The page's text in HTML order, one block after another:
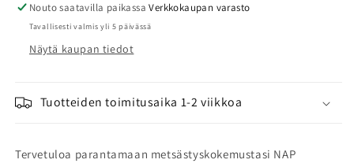
Nouto saatavilla paikassaVerkkokaupan varasto
Tavallisesti valmis yli 5 päivässä
Näytä kaupan tiedot
Tuotteiden toimitusaika 1-2 viikkoa
Tervetuloa parantamaan metsästyskokemustasi NAP